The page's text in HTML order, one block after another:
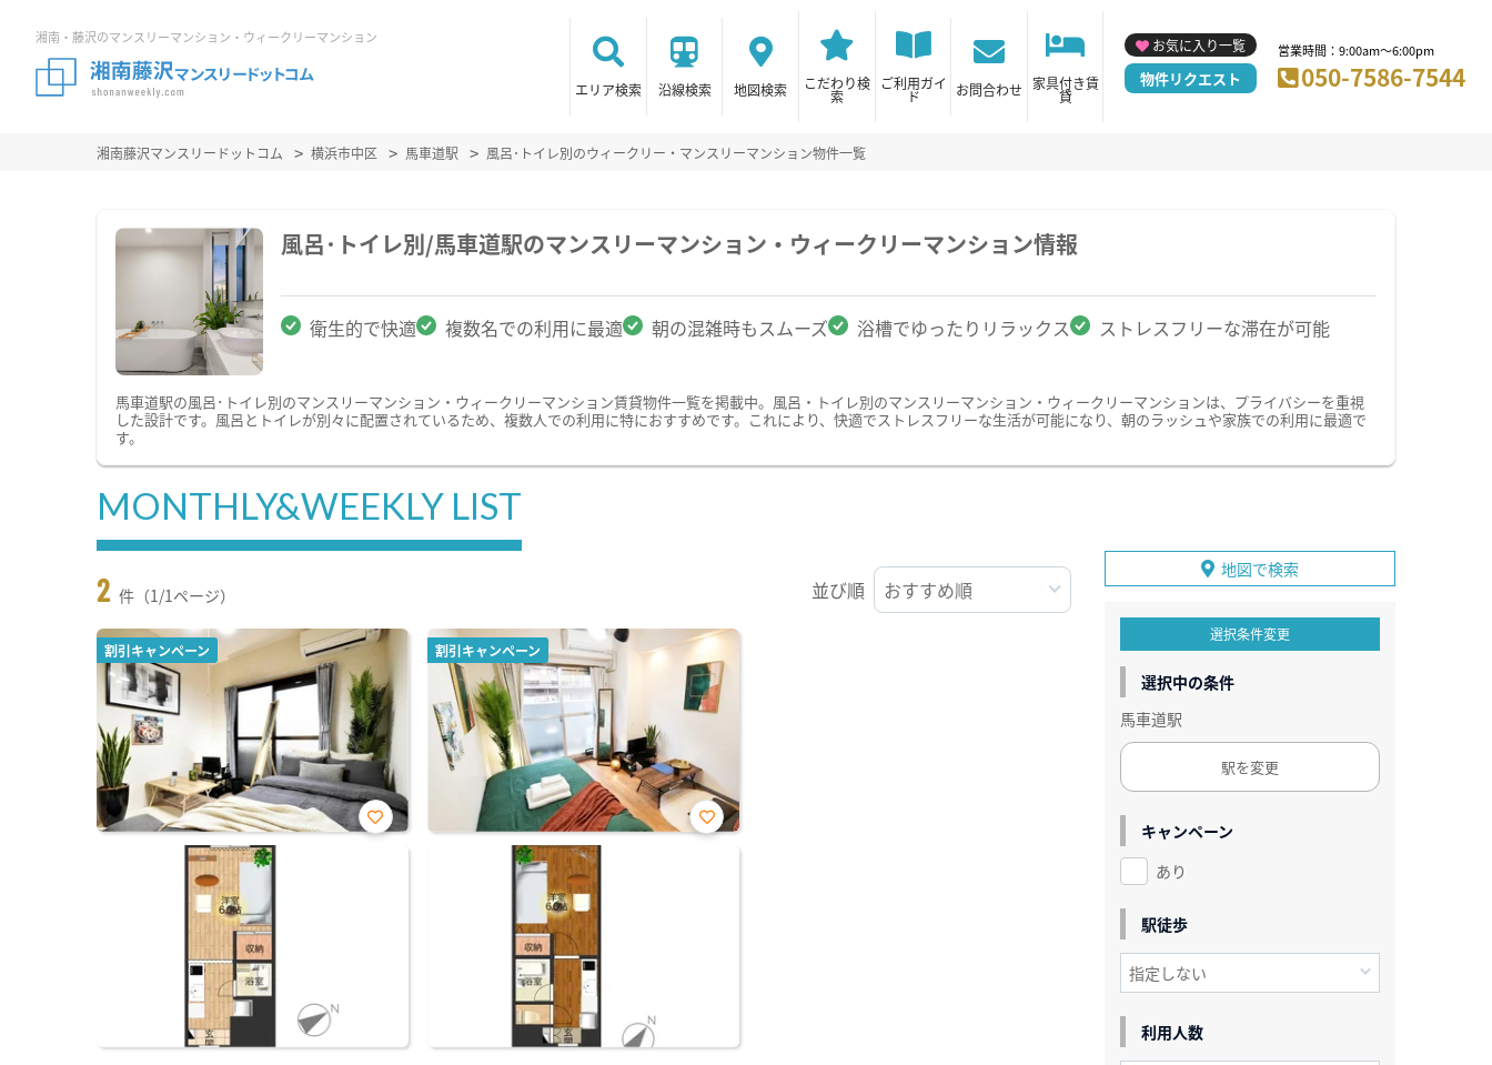
湘南・藤沢のマンスリーマンション・ウィークリーマンション
エリア検索 沿線検索 地図検索 こだわり検
索
ご利用ガイ
ド お問合わせ 家具付き賃
貸
お気に入り一覧
物件リクエスト
営業時間：9:00am～6:00pm
050-7586-7544
湘南藤沢マンスリードットコム 横浜市中区 馬車道駅 風呂･トイレ別のウィークリー・マンスリーマンション物件一覧
風呂･トイレ別/馬車道駅のマンスリーマンション・ウィークリーマンション情報
衛生的で快適 複数名での利用に最適 朝の混雑時もスムーズ 浴槽でゆったりリラックス ストレスフリーな滞在が可能
馬車道駅の風呂･トイレ別のマンスリーマンション・ウィークリーマンション賃貸物件一覧を掲載中。風呂・トイレ別のマンスリーマンション・ウィークリーマンションは、プライバシーを重視
した設計です。風呂とトイレが別々に配置されているため、複数人での利用に特におすすめです。これにより、快適でストレスフリーな生活が可能になり、朝のラッシュや家族での利用に最適で
す。
MONTHLY&WEEKLY LIST
2 件（1/1ページ） 並び順
割引キャンペーン
お気
割引キャンペーン
お気
地図で検索
選択条件変更
選択中の条件
馬車道駅
駅を変更
キャンペーン
あり
駅徒歩
利用人数